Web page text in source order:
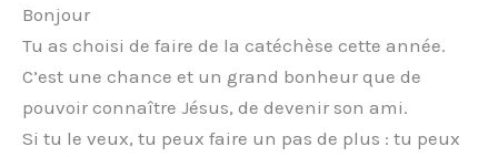
Bonjour
Tu as choisi de faire de la catéchèse cette année.
C’est une chance et un grand bonheur que de
pouvoir connaître Jésus, de devenir son ami.
Si tu le veux, tu peux faire un pas de plus : tu peux